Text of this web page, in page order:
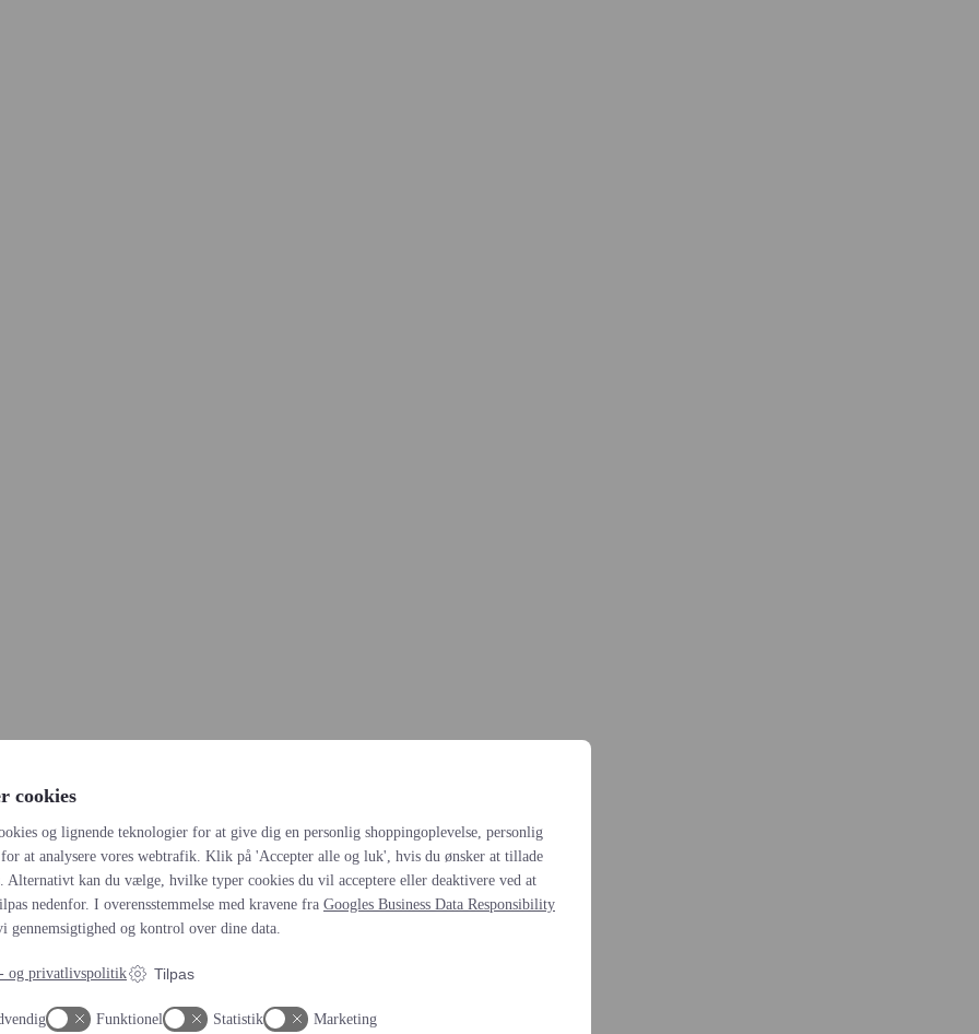
cookies
og lignende teknologier for at give dig en personlig shoppingoplevelse, personlig
at analysere vores webtrafik. Klik på 'Accepter alle og luk', hvis du ønsker at tillade
Alternativt kan du vælge, hvilke typer cookies du vil acceptere eller deaktivere ved at
nedenfor. I overensstemmelse med kravene fra Googles Business Data Responsibility
gennemsigtighed og kontrol over dine data.
og privatlivspolitik Tilpas
Funktionel Statistik Marketing